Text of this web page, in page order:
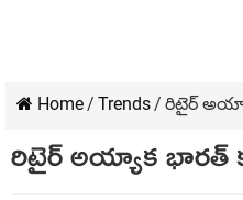
Home/ Trends/ రిటైర్
రిటైర్ అయ్యాక భారత్